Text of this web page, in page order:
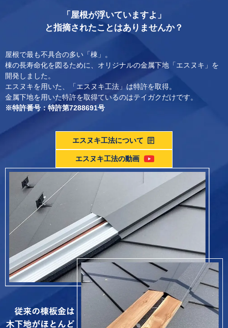
「屋根が浮いていますよ」
と指摘されたことはありませんか？
屋根で最も不具合の多い「棟」。
棟の長寿命化を図るために、オリジナルの金属下地「エスヌキ」を
開発しました。
エスヌキを用いた、「エスヌキ工法」は特許を取得。
金属下地を用いた特許を取得ているのはテイガクだけです。
※︎特許番号：特許第7288691号
エスヌキ工法について
エスヌキ工法の動画